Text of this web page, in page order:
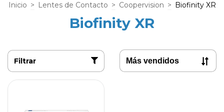
Inicio > Lentes de Contacto > Coopervision > Biofinity XR
Biofinity XR
Filtrar